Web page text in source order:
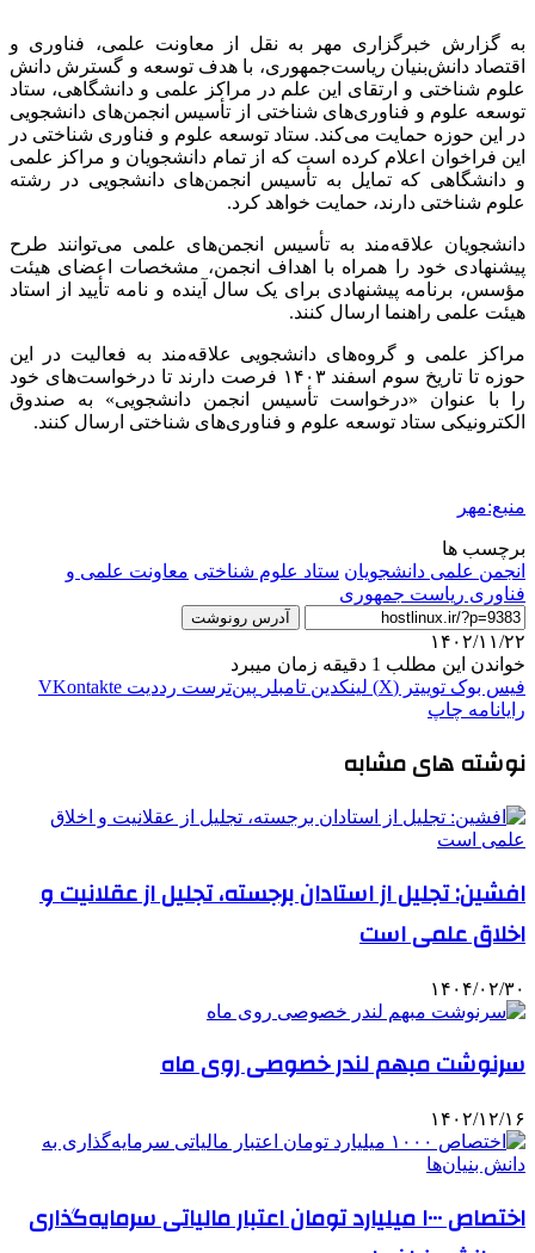
به گزارش خبرگزاری مهر
به نقل از معاونت علمی، فناوری و
اقتصاد دانش‌بنیان ریاست‌جمهوری، با هدف توسعه و گسترش دانش
علوم شناختی و ارتقای این علم در مراکز علمی و دانشگاهی، ستاد
توسعه علوم و فناوری‌های شناختی از تأسیس انجمن‌های دانشجویی
در این حوزه حمایت می‌کند. ستاد توسعه علوم و فناوری شناختی در
این فراخوان اعلام کرده است که از تمام دانشجویان و مراکز علمی
و دانشگاهی که تمایل به تأسیس انجمن‌های دانشجویی در رشته
علوم شناختی دارند، حمایت خواهد کرد.
دانشجویان علاقه‌مند به تأسیس انجمن‌های علمی می‌توانند طرح
پیشنهادی خود را همراه با اهداف انجمن، مشخصات اعضای هیئت
مؤسس، برنامه پیشنهادی برای یک سال آینده و نامه تأیید از استاد
هیئت علمی راهنما ارسال کنند.
مراکز علمی و گروه‌های دانشجویی علاقه‌مند به فعالیت در این
حوزه تا تاریخ سوم اسفند۱۴۰۳ فرصت دارند تا درخواست‌های خود
را با عنوان «درخواست تأسیس انجمن دانشجویی» به صندوق
الکترونیکی ستاد توسعه علوم و فناوری‌های شناختی ارسال کنند.
منبع:مهر
برچسب ها
انجمن علمی دانشجویان ستاد علوم شناختی معاونت علمی و
فناوری ریاست جمهوری
آدرس رونوشت
۱۴۰۲/۱۱/۲۲
خواندن این مطلب 1 دقیقه زمان میبرد
فیس بوک توییتر (X) لینکدین ‫تامبلر ‫پین‌ترست ‫رددیت ‫VKontakte
رایانامه چاپ
نوشته های مشابه
افشین: تجلیل از استادان برجسته، تجلیل از عقلانیت و
اخلاق علمی است
۱۴۰۴/۰۲/۳۰
سرنوشت مبهم لندر خصوصی روی ماه
۱۴۰۲/۱۲/۱۶
اختصاص ۱۰۰۰ میلیارد تومان اعتبار مالیاتی سرمایه‌گذاری